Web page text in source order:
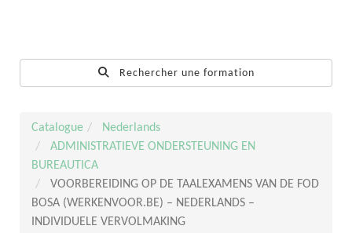
Rechercher une formation
Catalogue
Nederlands
ADMINISTRATIEVE ONDERSTEUNING EN
BUREAUTICA
VOORBEREIDING OP DE TAALEXAMENS VAN DE FOD
BOSA (WERKENVOOR.BE) – NEDERLANDS –
INDIVIDUELE VERVOLMAKING